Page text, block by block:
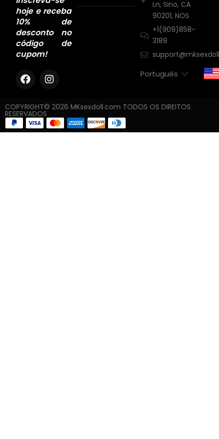
hoje e receba
10% de
desconto no
código de
cupom!
Ln, Sino, CA
90201, NOS
+1(909)858-
3189
COPYRIGHT© 2026 MKsexdoll.com TODOS OS DIREITOS
RESERVADOS